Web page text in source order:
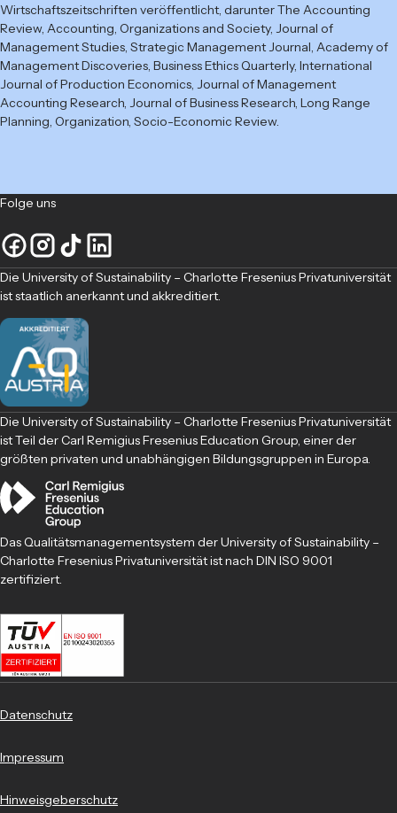
Wirtschaftszeitschriften veröffentlicht, darunter The Accounting
Review, Accounting, Organizations and Society, Journal of
Management Studies, Strategic Management Journal, Academy of
Management Discoveries, Business Ethics Quarterly, International
Journal of Production Economics, Journal of Management
Accounting Research, Journal of Business Research, Long Range
Planning, Organization, Socio-Economic Review.
Folge uns
Die University of Sustainability – Charlotte Fresenius Privatuniversität
ist staatlich anerkannt und akkreditiert.
Die University of Sustainability – Charlotte Fresenius Privatuniversität
ist Teil der Carl Remigius Fresenius Education Group, einer der
größten privaten und unabhängigen Bildungsgruppen in Europa.
Das Qualitätsmanagementsystem der University of Sustainability –
Charlotte Fresenius Privatuniversität ist nach DIN ISO 9001
zertifiziert.
Datenschutz
Impressum
Hinweisgeberschutz